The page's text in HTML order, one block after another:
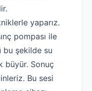
yaparız.
pompası ile
bu şekilde su
büyür. Sonuç
Bu sesi